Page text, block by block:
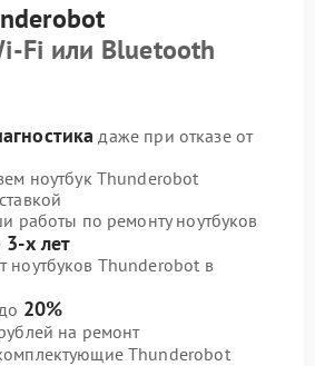
или Bluetooth
даже при отказе от
ноутбук Thunderobot
работы по ремонту ноутбуков
3-х лет
ноутбуков Thunderobot в
20%
на ремонт
Thunderobot